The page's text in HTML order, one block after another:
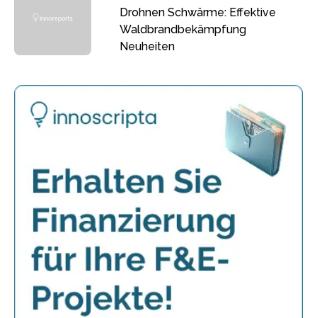
Drohnen Schwärme: Effektive
Waldbrandbekämpfung
Neuheiten